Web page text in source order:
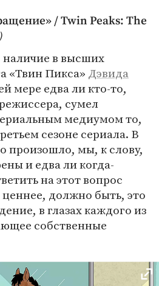
/ Twin Peaks: The
в высших
«Твин Пикса» Дэвида
мере едва ли кто-то,
сумел
медиумом то,
сезоне сериала. В
произошло, мы, к слову,
и едва ли когда-
на этот вопрос
должно быть, это
в глазах каждого из
собственные